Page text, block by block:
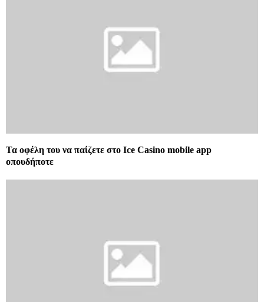
Τα οφέλη του να παίζετε στο Ice Casino mobile app
οπουδήποτε